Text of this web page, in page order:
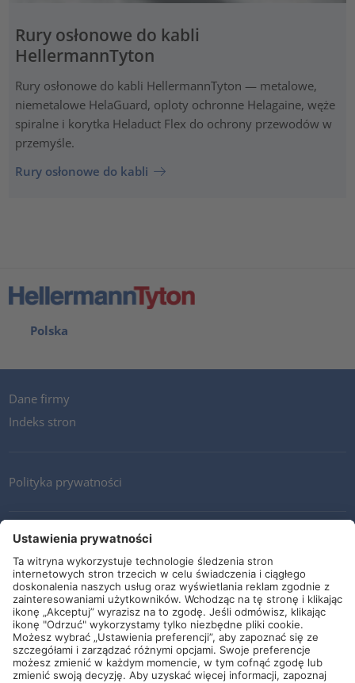
Rury osłonowe do kabli
HellermannTyton
Rury osłonowe do kabli HellermannTyton — metalowe,
niemetalowe HelaGuard, oploty ochronne Helagaine, węże
spiralne i korytka Heladuct Flex do ochrony przewodów w
przemyśle.
Rury osłonowe do kabli
Polska
Dane firmy
Indeks stron
Polityka prywatności
Kontakt
Newsletter
Ogólne warunki i dostawy